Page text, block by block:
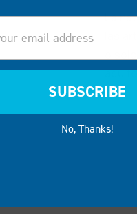
La
las
o
SUBSCRIBE
No, Thanks!